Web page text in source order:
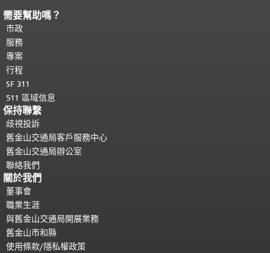
頁面內容結束。
都會重複顯示。
需要幫助嗎？
市政
服務
專案
行程
SF 311
511 區域信息
保持聯繫
歧視投訴
舊金山交通局客戶服務中心
舊金山交通局辦公室
聯絡我們
關於我們
董事會
職業生涯
與舊金山交通局開展業務
舊金山市和縣
使用條款/隱私權政策